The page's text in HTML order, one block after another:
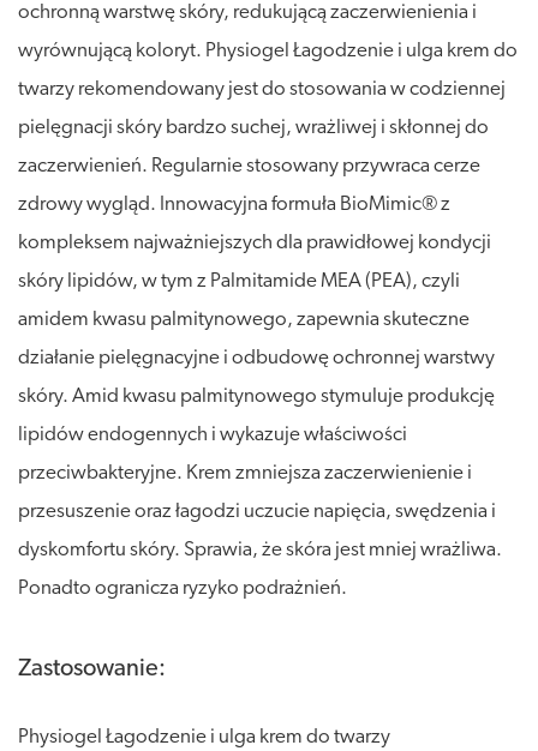
ochronną warstwę skóry, redukującą zaczerwienienia i
wyrównującą koloryt. Physiogel Łagodzenie i ulga krem do
twarzy rekomendowany jest do stosowania w codziennej
pielęgnacji skóry bardzo suchej, wrażliwej i skłonnej do
zaczerwienień. Regularnie stosowany przywraca cerze
zdrowy wygląd. Innowacyjna formuła BioMimic® z
kompleksem najważniejszych dla prawidłowej kondycji
skóry lipidów, w tym z Palmitamide MEA (PEA), czyli
amidem kwasu palmitynowego, zapewnia skuteczne
działanie pielęgnacyjne i odbudowę ochronnej warstwy
skóry. Amid kwasu palmitynowego stymuluje produkcję
lipidów endogennych i wykazuje właściwości
przeciwbakteryjne. Krem zmniejsza zaczerwienienie i
przesuszenie oraz łagodzi uczucie napięcia, swędzenia i
dyskomfortu skóry. Sprawia, że skóra jest mniej wrażliwa.
Ponadto ogranicza ryzyko podrażnień.
Zastosowanie:
Physiogel Łagodzenie i ulga krem do twarzy